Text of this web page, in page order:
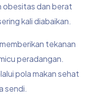
obesitas dan berat
kali diabaikan.
tekanan
peradangan.
pola makan sehat
sendi.